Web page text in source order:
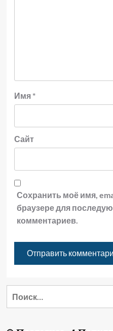
Имя *
Сайт
Сохранить моё имя,
браузере для
комментариев.